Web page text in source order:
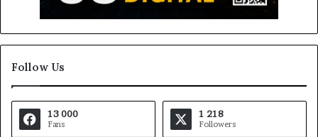
Follow Us
13 000
Fans
1 218
Followers